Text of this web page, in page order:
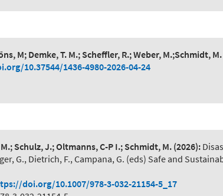
M; Demke, T. M.; Scheffler, R.; Weber, M.;Schmidt, M.
10.37544/1436-4980-2026-04-24
Schulz, J.; Oltmanns, C-P I.; Schmidt, M. (2026):
G., Dietrich, F., Campana, G. (eds) Safe and
doi.org/10.1007/978-3-032-21154-5_17